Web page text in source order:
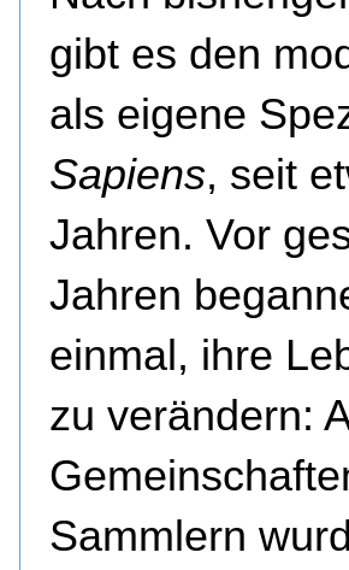
gibt es den
als eigene
Sapiens, seit
Jahren. Vor
Jahren
einmal, ihre
zu verändern:
Sammlern